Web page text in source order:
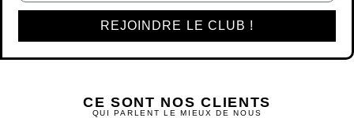
REJOINDRE LE CLUB !
CE SONT NOS CLIENTS
QUI PARLENT LE MIEUX DE NOUS